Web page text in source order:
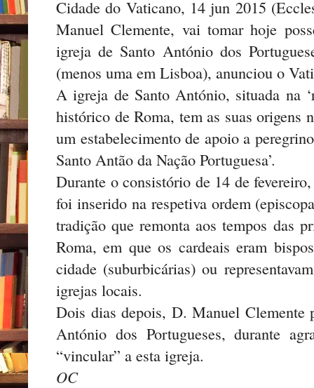
Cidade do Vaticano, 14 jun 2015
Manuel Clemente, vai tomar hoje
igreja de Santo António dos
(menos uma em Lisboa), anunciou o
A igreja de Santo António, situada na
histórico de Roma, tem as suas origens
um estabelecimento de apoio a
Santo Antão da Nação Portuguesa’.
Durante o consistório de 14 de
foi inserido na respetiva ordem
tradição que remonta aos tempos das
Roma, em que os cardeais eram
cidade (suburbicárias) ou
igrejas locais.
Dois dias depois, D. Manuel Clemente
António dos Portugueses, durante
“vincular” a esta igreja.
OC